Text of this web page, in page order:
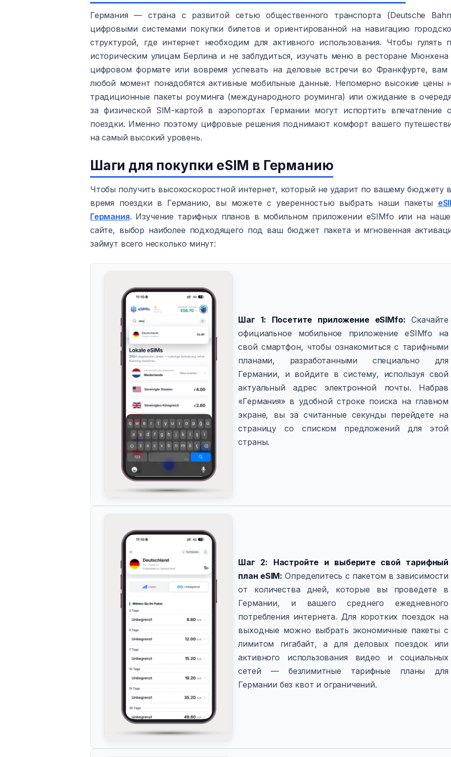
Германия — страна с развитой сетью общественного транспорта (Deutsche
цифровыми системами покупки билетов и ориентированной на навигацию
структурой, где интернет необходим для активного использования. Чтобы гулять
историческим улицам Берлина и не заблудиться, изучать меню в ресторане Мюнхена
цифровом формате или вовремя успевать на деловые встречи во Франкфурте, вам
любой момент понадобятся активные мобильные данные. Непомерно высокие цены
традиционные пакеты роуминга (международного роуминга) или ожидание в
за физической SIM-картой в аэропортах Германии могут испортить впечатление
поездки. Именно поэтому цифровые решения поднимают комфорт вашего
на самый высокий уровень.
Шаги для покупки eSIM в Германию
Чтобы получить высокоскоростной интернет, который не ударит по вашему бюджету
время поездки в Германию, вы можете с уверенностью выбрать наши пакеты
Германия. Изучение тарифных планов в мобильном приложении eSIMfo или на
сайте, выбор наиболее подходящего под ваш бюджет пакета и мгновенная
займут всего несколько минут:
Шаг 1: Посетите приложение eSIMfo: Скачайте
официальное мобильное приложение eSIMfo на
свой смартфон, чтобы ознакомиться с тарифными
планами, разработанными специально для
Германии, и войдите в систему, используя свой
актуальный адрес электронной почты. Набрав
«Германия» в удобной строке поиска на главном
экране, вы за считанные секунды перейдете на
страницу со списком предложений для этой
страны.
Шаг 2: Настройте и выберите свой тарифный
план eSIM: Определитесь с пакетом в зависимости
от количества дней, которые вы проведете в
Германии, и вашего среднего ежедневного
потребления интернета. Для коротких поездок на
выходные можно выбрать экономичные пакеты с
лимитом гигабайт, а для деловых поездок или
активного использования видео и социальных
сетей — безлимитные тарифные планы для
Германии без квот и ограничений.